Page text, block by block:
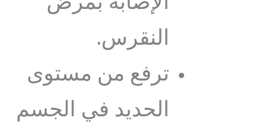
النقرس.
ترفع من مستوى
الحديد في الجسم